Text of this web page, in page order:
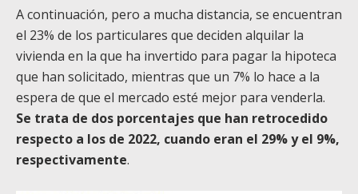
A continuación, pero a mucha distancia, se encuentran
el 23% de los particulares que deciden alquilar la
vivienda en la que ha invertido para pagar la hipoteca
que han solicitado, mientras que un 7% lo hace a la
espera de que el mercado esté mejor para venderla.
Se trata de dos porcentajes que han retrocedido
respecto a los de 2022, cuando eran el 29% y el 9%,
respectivamente.